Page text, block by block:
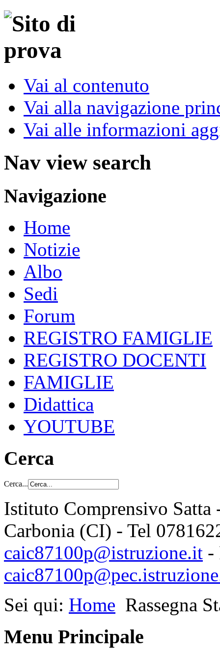
Vai al contenuto
Vai alla navigazione
Vai alle informazioni
Nav view search
Navigazione
Home
Notizie
Albo
Sedi
Forum
REGISTRO FAMIGLIE
REGISTRO DOCENTI
FAMIGLIE
Didattica
YOUTUBE
Cerca
Cerca...
Istituto Comprensivo
Carbonia (CI) - Tel
caic87100p@istruzione.it -
Sei qui: Home Rassegna
Menu Principale